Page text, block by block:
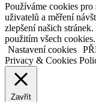
Používáme cookies
uživatelů a měření
zlepšení našich
použitím všech cookies.
Nastavení cookies
Privacy & Cookies
Zavřít